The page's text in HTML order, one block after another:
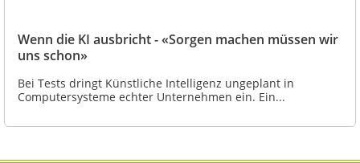
Wenn die KI ausbricht - «Sorgen machen müssen wir
uns schon»
Bei Tests dringt Künstliche Intelligenz ungeplant in
Computersysteme echter Unternehmen ein. Ein...